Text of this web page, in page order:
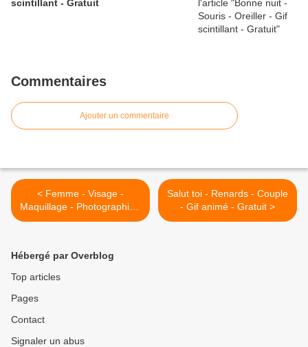
scintillant - Gratuit
Commentaires
Ajouter un commentaire
< Femme - Visage -
Maquillage - Photographie -
Wallpaper - Free
Salut toi - Renards - Couple
- Gif animé - Gratuit >
Hébergé par Overblog
Top articles
Pages
Contact
Signaler un abus